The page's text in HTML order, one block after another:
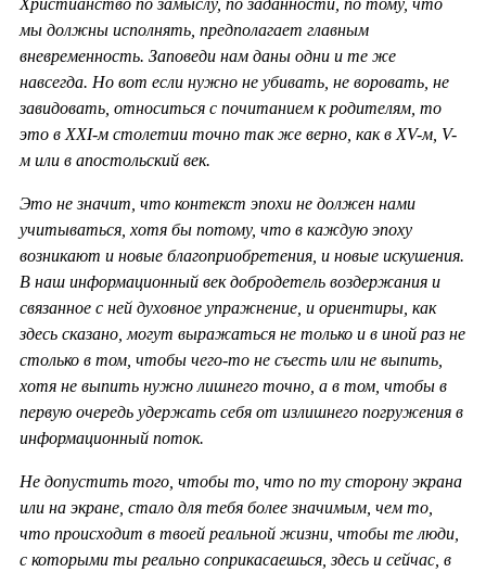
Христианство по замыслу, по заданности, по тому, что
мы должны исполнять, предполагает главным
вневременность. Заповеди нам даны одни и те же
навсегда. Но вот если нужно не убивать, не воровать, не
завидовать, относиться с почитанием к родителям, то
это в ХХI-м столетии точно так же верно, как вXV-м, V-
м или в апостольский век.
Это не значит, что контекст эпохи не должен нами
учитываться, хотя бы потому, что в каждую эпоху
возникают и новые благоприобретения, и новые искушения.
В наш информационный век добродетель воздержания и
связанное с ней духовное упражнение, и ориентиры, как
здесь сказано, могут выражаться не только и в иной раз не
столько в том, чтобы чего-то не съесть или не выпить,
хотя не выпить нужно лишнего точно, а в том, чтобы в
первую очередь удержать себя от излишнего погружения в
информационный поток.
Не допустить того, чтобы то, что по ту сторону экрана
или на экране, стало для тебя более значимым, чем то,
что происходит в твоей реальной жизни, чтобы те люди,
с которыми ты реально соприкасаешься, здесь и сейчас, в